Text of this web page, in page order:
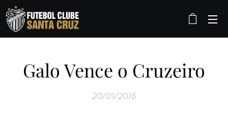
Galo Vence o Cruzeiro
20/01/2016